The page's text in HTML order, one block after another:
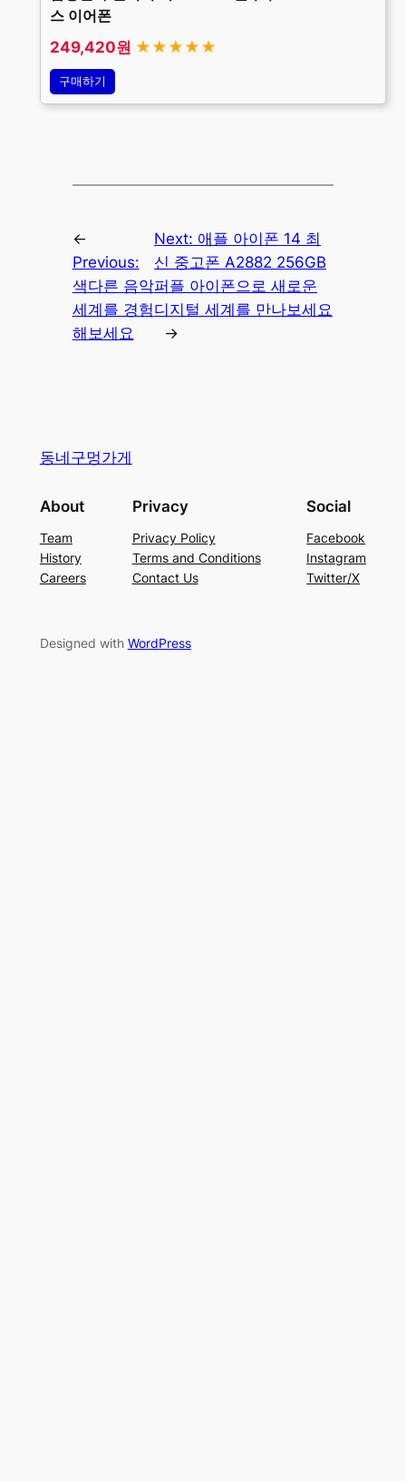
스 이어폰
249,420원 ★★★★★
구매하기
←
Previous:
색다른 음악
세계를 경험
해보세요
Next: 애플 아이폰 14 최
신 중고폰 A2882 256GB
퍼플 아이폰으로 새로운
디지털 세계를 만나보세요
→
동네구멍가게
About
Team
History
Careers
Privacy
Privacy Policy
Terms and Conditions
Contact Us
Social
Facebook
Instagram
Twitter/X
Designed with WordPress